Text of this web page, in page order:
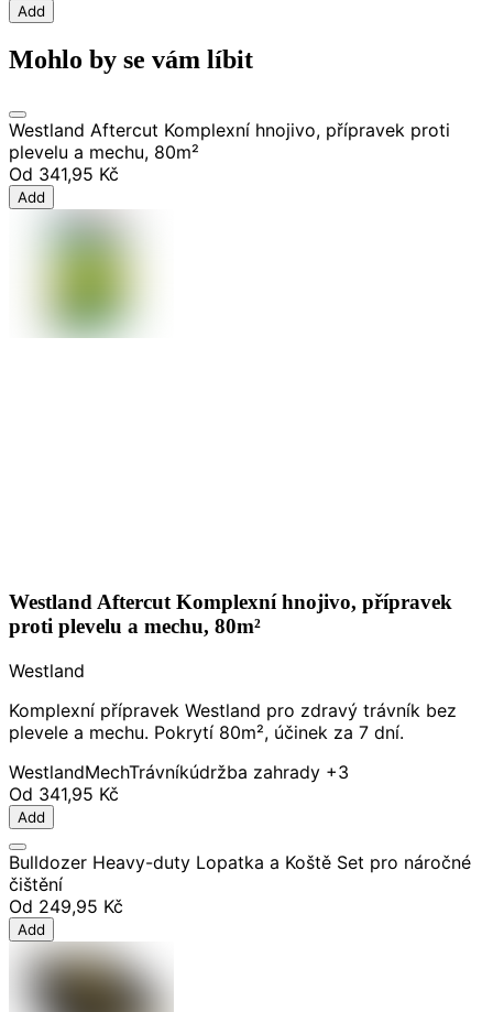
Add
Mohlo by se vám líbit
Westland Aftercut Komplexní hnojivo, přípravek proti
plevelu a mechu, 80m²
Od 341,95 Kč
Add
Westland Aftercut Komplexní hnojivo, přípravek
proti plevelu a mechu, 80m²
Westland
Komplexní přípravek Westland pro zdravý trávník bez
plevele a mechu. Pokrytí 80m², účinek za 7 dní.
WestlandMechTrávníkúdržba zahrady +3
Od 341,95 Kč
Add
Bulldozer Heavy-duty Lopatka a Koště Set pro náročné
čištění
Od 249,95 Kč
Add